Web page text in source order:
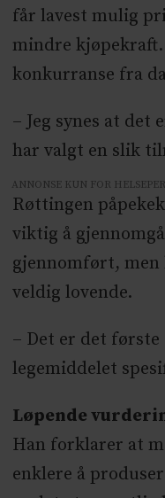
får lavest mulig
mindre
konkurranse fra
– Jeg synes at det
har valgt en slik
ANNONSE KUN FOR
Røttingen
viktig å
gjennomført, men
veldig lovende.
– Det er det
legemiddelet
Løpende
Han forklarer at
enklere å